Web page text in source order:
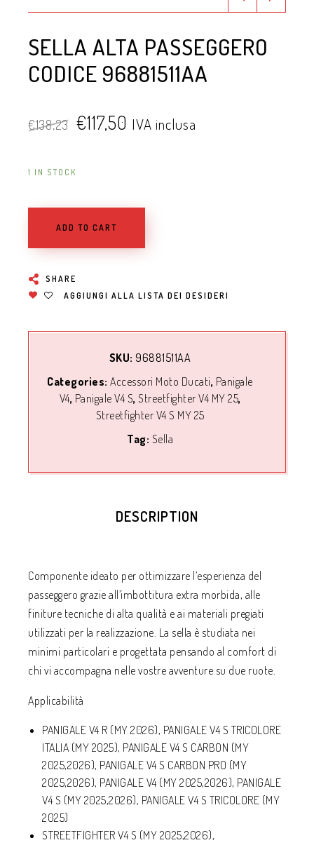
SELLA ALTA PASSEGGERO
CODICE 96881511AA
€138,23 €117,50 IVA inclusa
1 IN STOCK
ADD TO CART
SHARE
AGGIUNGI ALLA LISTA DEI DESIDERI
SKU:96881511AA
Categories:Accessori Moto Ducati, Panigale
V4, Panigale V4 S, Streetfighter V4 MY 25,
Streetfighter V4 S MY 25
Tag: Sella
DESCRIPTION
Componente ideato per ottimizzare l’esperienza del
passeggero grazie all’imbottitura extra morbida, alle
finiture tecniche di alta qualità e ai materiali pregiati
utilizzati per la realizzazione. La sella è studiata nei
minimi particolari e progettata pensando al comfort di
chi vi accompagna nelle vostre avventure su due ruote.
Applicabilità
PANIGALE V4 R (MY 2026), PANIGALE V4 S TRICOLORE
ITALIA (MY 2025), PANIGALE V4 S CARBON (MY
2025,2026), PANIGALE V4 S CARBON PRO (MY
2025,2026), PANIGALE V4 (MY 2025,2026), PANIGALE
V4 S (MY 2025,2026), PANIGALE V4 S TRICOLORE (MY
2025)
STREETFIGHTER V4 S (MY 2025,2026),